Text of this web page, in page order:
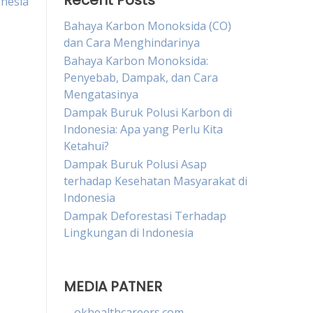
Bahaya Karbon Monoksida (CO)
dan Cara Menghindarinya
Bahaya Karbon Monoksida:
Penyebab, Dampak, dan Cara
Mengatasinya
Dampak Buruk Polusi Karbon di
Indonesia: Apa yang Perlu Kita
Ketahui?
Dampak Buruk Polusi Asap
terhadap Kesehatan Masyarakat di
Indonesia
Dampak Deforestasi Terhadap
Lingkungan di Indonesia
MEDIA PATNER